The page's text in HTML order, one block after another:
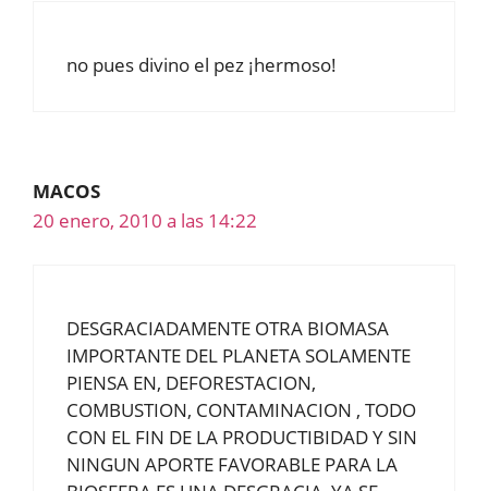
no pues divino el pez ¡hermoso!
MACOS
20 enero, 2010 a las 14:22
DESGRACIADAMENTE OTRA BIOMASA
IMPORTANTE DEL PLANETA SOLAMENTE
PIENSA EN, DEFORESTACION,
COMBUSTION, CONTAMINACION , TODO
CON EL FIN DE LA PRODUCTIBIDAD Y SIN
NINGUN APORTE FAVORABLE PARA LA